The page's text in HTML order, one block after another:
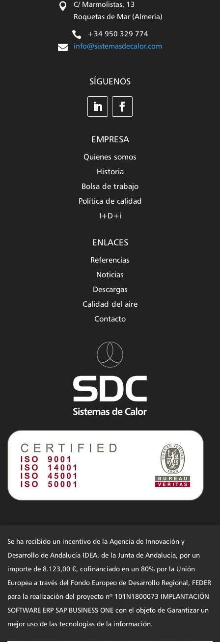

C/ Marmolistas, 13
Roquetas de Mar (Almería)
 +34 950 329 774
 info@sistemasdecalor.com
SÍGUENOS
EMPRESA
Quienes somos
Historia
Bolsa de trabajo
Política de calidad
I+D+i
ENLACES
Referencias
Noticias
Descargas
Calidad del aire
Contacto
Se ha recibido un incentivo de la Agencia de Innovación y
Desarrollo de Andalucía IDEA, de la Junta de Andalucía, por un
importe de 8.123,00 €, cofinanciado en un 80% por la Unión
Europea a través del Fondo Europeo de Desarrollo Regional, FEDER
para la realización del proyecto nº 101N1800073 IMPLANTACIÓN
SOFTWARE ERP SAP BUSINESS ONE con el objeto de Garantizar un
mejor uso de las tecnologías de la información.